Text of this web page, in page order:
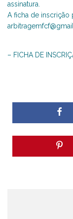
assinatura.
A ficha de inscrição
– FICHA DE